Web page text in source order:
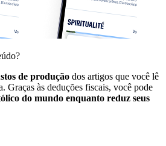
de produção dos artigos que você lê
Graças às deduções fiscais, você pode
do mundo enquanto reduz seus